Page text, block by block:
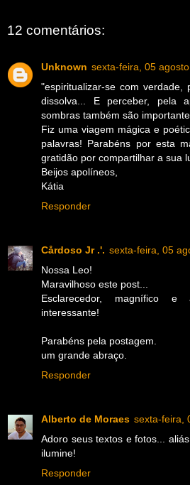
12 comentários:
Unknown sexta-feira, 05
"espiritualizar-se com
dissolva... E perceber, pela
sombras também são
Fiz uma viagem mágica e
palavras! Parabéns por esta
gratidão por compartilhar a sua
Beijos apolíneos,
Kátia
Responder
Cårdoso Jr .'. sexta-feira, 05
Nossa Leo!
Maravilhoso este post...
Esclarecedor, magnífico
interessante!
Parabéns pela postagem.
um grande abraço.
Responder
Alberto de Moraes sexta-feira,
Adoro seus textos e fotos...
ilumine!
Responder